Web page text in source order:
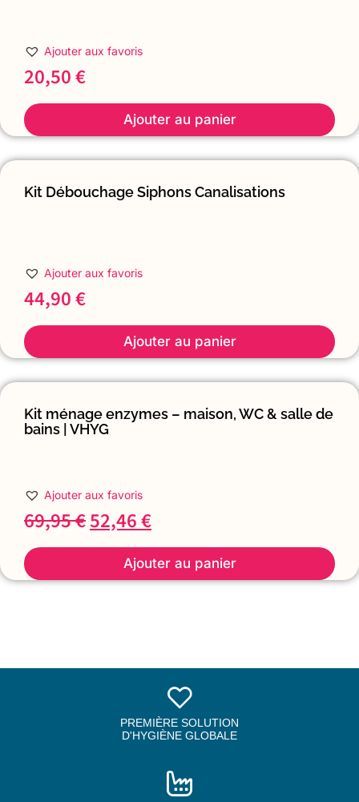
Ajouter aux favoris
20,50€
Ajouter au panier
Kit Débouchage Siphons Canalisations
Ajouter aux favoris
44,90€
Ajouter au panier
Kit ménage enzymes – maison, WC & salle de
bains | VHYG
Ajouter aux favoris
69,95€52,46€
Ajouter au panier
PREMIÈRE SOLUTION
D'HYGIÈNE GLOBALE